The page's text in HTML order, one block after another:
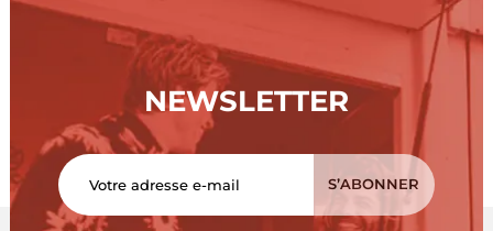
NEWSLETTER